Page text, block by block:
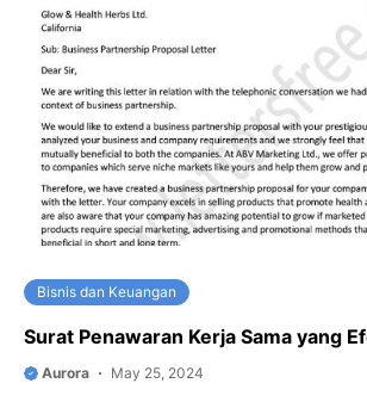
Bisnis dan Keuangan
Surat Penawaran Kerja Sama yang
Aurora May 25, 2024